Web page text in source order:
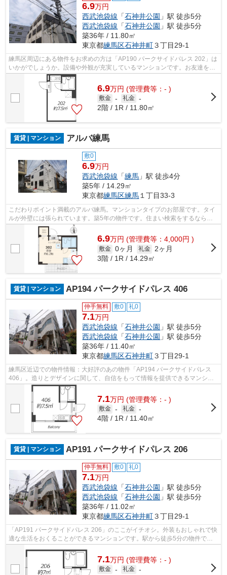
6.9万円
西武池袋線 「石神井公園 」駅 徒歩5分
西武池袋線 「石神井公園 」駅 徒歩5分
築36年 / 11.80㎡
東京都練馬区石神井町３丁目29-1
練馬区周辺にある物件をお求めの方は「AP190 パークサイドパレス 202」は
いかがでしょうか。設備や外観が充実しているマンションです。お友達を招
待するのも恥ずかしくない物件。徒歩5...
6.9万円 (管理費等：- )
敷金 - 礼金 -
2階 / 1R / 11.80㎡
賃貸 | マンション アルバ練馬
敷0
6.9万円
西武池袋線 「練馬 」駅 徒歩4分
築5年 / 14.29㎡
東京都練馬区練馬１丁目33-3
こだわりポイント満載のアルバ練馬。マンションタイプのお部屋です。タイ
ルが外壁には張られています。築5年の物件です。住まい検索をするなら、
練馬区が如何でしょうか。ユニホー大泉...
6.9万円 (管理費等：4,000円 )
敷金 0ヶ月 礼金
2ヶ月
3階 / 1R / 14.29㎡
賃貸 | マンション AP194 パークサイドパレス 406
仲手無料 敷0 礼0
7.1万円
西武池袋線 「石神井公園 」駅 徒歩5分
西武池袋線 「石神井公園 」駅 徒歩5分
築36年 / 11.40㎡
東京都練馬区石神井町３丁目29-1
練馬区近辺での物件情報：大好評のあの物件「AP194 パークサイドパレス
406」。造りとデザインに関して、自信をもって情報を提供できるマンショ
ンです。駅から徒歩5分の物件で毎日の通...
7.1万円 (管理費等：- )
敷金 - 礼金 -
4階 / 1R / 11.40㎡
賃貸 | マンション AP191 パークサイドパレス 206
仲手無料 敷0 礼0
7.1万円
西武池袋線 「石神井公園 」駅 徒歩5分
西武池袋線 「石神井公園 」駅 徒歩5分
築36年 / 11.02㎡
東京都練馬区石神井町３丁目29-1
「AP191 パークサイドパレス 206」のここがイチオシ。外装もおしゃれで快
適な生活をおくることができるマンションです。駅から徒歩5分の物件で毎
7.1万円 (管理費等：- )
敷金 - 礼金 -